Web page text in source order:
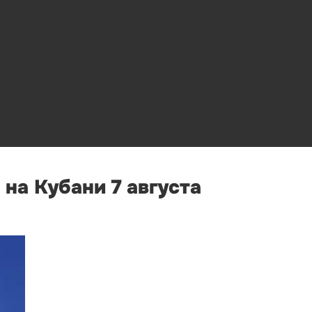
Кубани 7 августа